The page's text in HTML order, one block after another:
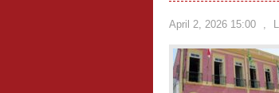
April 2, 2026 15:00 ,